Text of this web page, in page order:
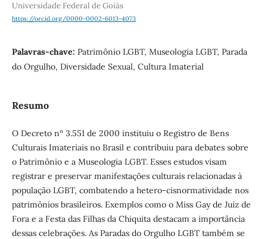
Universidade Federal de Goiás
https://orcid.org/0000-0002-6013-4073
Palavras-chave: Patrimônio LGBT, Museologia LGBT, Parada
do Orgulho, Diversidade Sexual, Cultura Imaterial
Resumo
O Decreto nº 3.551 de 2000 instituiu o Registro de Bens
Culturais Imateriais no Brasil e contribuiu para debates sobre
o Patrimônio e a Museologia LGBT. Esses estudos visam
registrar e preservar manifestações culturais relacionadas à
população LGBT, combatendo a hetero-cisnormatividade nos
patrimônios brasileiros. Exemplos como o Miss Gay de Juiz de
Fora e a Festa das Filhas da Chiquita destacam a importância
dessas celebrações. As Paradas do Orgulho LGBT também se